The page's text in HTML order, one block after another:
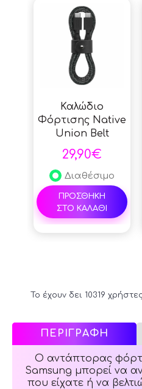
Το έχουν δει 10319 χρήστες.
Καλώδιο
Φόρτισης Native
Union Belt
Braided USB-C σε
USB-C, 1,20m -
Black
29,90€
Διαθέσιμο
ΠΡΟΣΘΗΚΗ
ΣΤΟ ΚΑΛΑΘΙ
ΠΕΡΙΓΡΑΦΗ
Ο αντάπτορας
Samsung μπορεί να
που είχατε ή να